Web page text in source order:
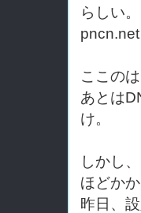
らしい。
ここの
あとは
け。
しかし
ほどか
昨日、